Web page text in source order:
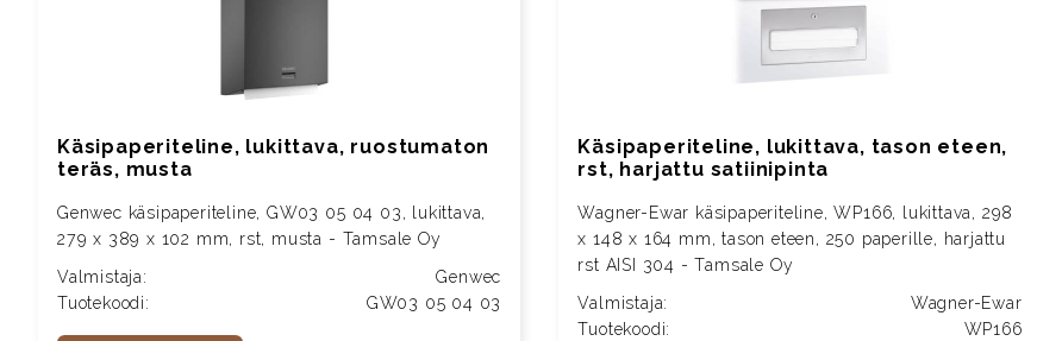
Käsipaperiteline, lukittava, ruostumaton
teräs, musta
Genwec käsipaperiteline, GW03 05 04 03, lukittava,
279 x 389 x 102 mm, rst, musta - Tamsale Oy
Valmistaja:
Genwec
Tuotekoodi:
GW03 05 04 03
Käsipaperiteline, lukittava, tason eteen,
rst, harjattu satiinipinta
Wagner-Ewar käsipaperiteline, WP166, lukittava, 298
x 148 x 164 mm, tason eteen, 250 paperille, harjattu
rst AISI 304 - Tamsale Oy
Valmistaja:
Wagner-Ewar
Tuotekoodi:
WP166